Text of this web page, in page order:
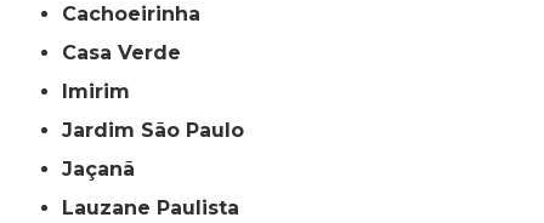
Cachoeirinha
Casa Verde
Imirim
Jardim São Paulo
Jaçanã
Lauzane Paulista